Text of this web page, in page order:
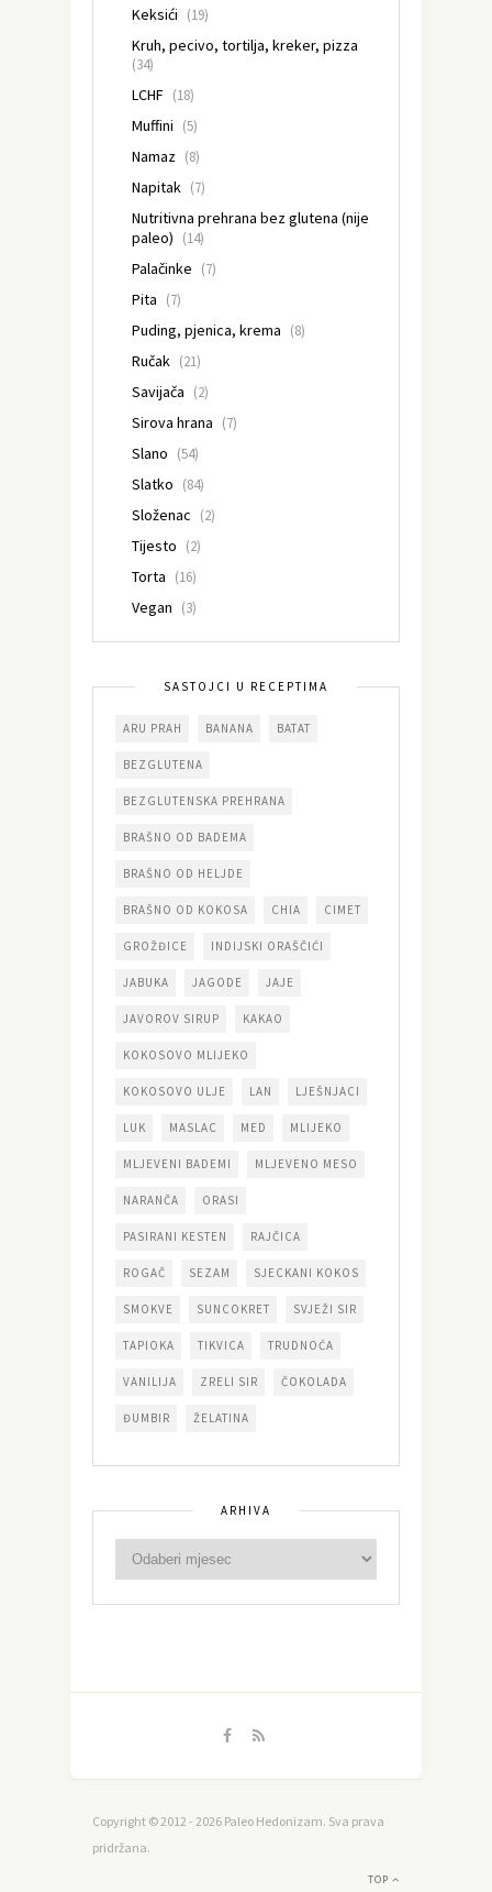
Keksići (19)
Kruh, pecivo, tortilja, kreker, pizza
(34)
LCHF (18)
Muffini (5)
Namaz (8)
Napitak (7)
Nutritivna prehrana bez glutena (nije
paleo) (14)
Palačinke (7)
Pita (7)
Puding, pjenica, krema (8)
Ručak (21)
Savijača (2)
Sirova hrana (7)
Slano (54)
Slatko (84)
Složenac (2)
Tijesto (2)
Torta (16)
Vegan (3)
SASTOJCI U RECEPTIMA
ARU PRAH BANANA BATAT
BEZGLUTENA
BEZGLUTENSKA PREHRANA
BRAŠNO OD BADEMA
BRAŠNO OD HELJDE
BRAŠNO OD KOKOSA CHIA CIMET
GROŽĐICE INDIJSKI ORAŠČIĆI
JABUKA JAGODE JAJE
JAVOROV SIRUP KAKAO
KOKOSOVO MLIJEKO
KOKOSOVO ULJE LAN LJEŠNJACI
LUK MASLAC MED MLIJEKO
MLJEVENI BADEMI MLJEVENO MESO
NARANČA ORASI
PASIRANI KESTEN RAJČICA
ROGAČ SEZAM SJECKANI KOKOS
SMOKVE SUNCOKRET SVJEŽI SIR
TAPIOKA TIKVICA TRUDNOĆA
VANILIJA ZRELI SIR ČOKOLADA
ĐUMBIR ŽELATINA
ARHIVA
Copyright © 2012 - 2026 Paleo Hedonizam. Sva prava
pridržana.
TOP